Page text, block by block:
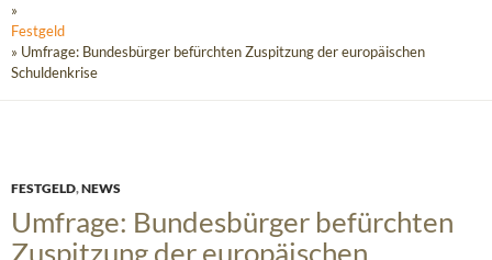
»
Festgeld
» Umfrage: Bundesbürger befürchten Zuspitzung der europäischen
Schuldenkrise
FESTGELD,NEWS
Umfrage: Bundesbürger befürchten
Zuspitzung der europäischen